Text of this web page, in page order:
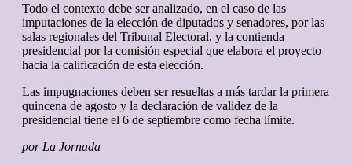
Todo el contexto debe ser analizado, en el caso de las
imputaciones de la elección de diputados y senadores, por las
salas regionales del Tribunal Electoral, y la contienda
presidencial por la comisión especial que elabora el proyecto
hacia la calificación de esta elección.
Las impugnaciones deben ser resueltas a más tardar la primera
quincena de agosto y la declaración de validez de la
presidencial tiene el 6 de septiembre como fecha límite.
por La Jornada